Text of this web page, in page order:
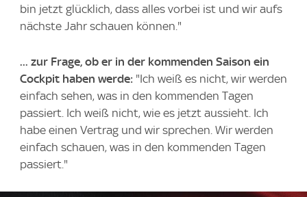
bin jetzt glücklich, dass alles vorbei ist und wir aufs
nächste Jahr schauen können."
... zur Frage, ob er in der kommenden Saison ein
Cockpit haben werde: "Ich weiß es nicht, wir werden
einfach sehen, was in den kommenden Tagen
passiert. Ich weiß nicht, wie es jetzt aussieht. Ich
habe einen Vertrag und wir sprechen. Wir werden
einfach schauen, was in den kommenden Tagen
passiert."